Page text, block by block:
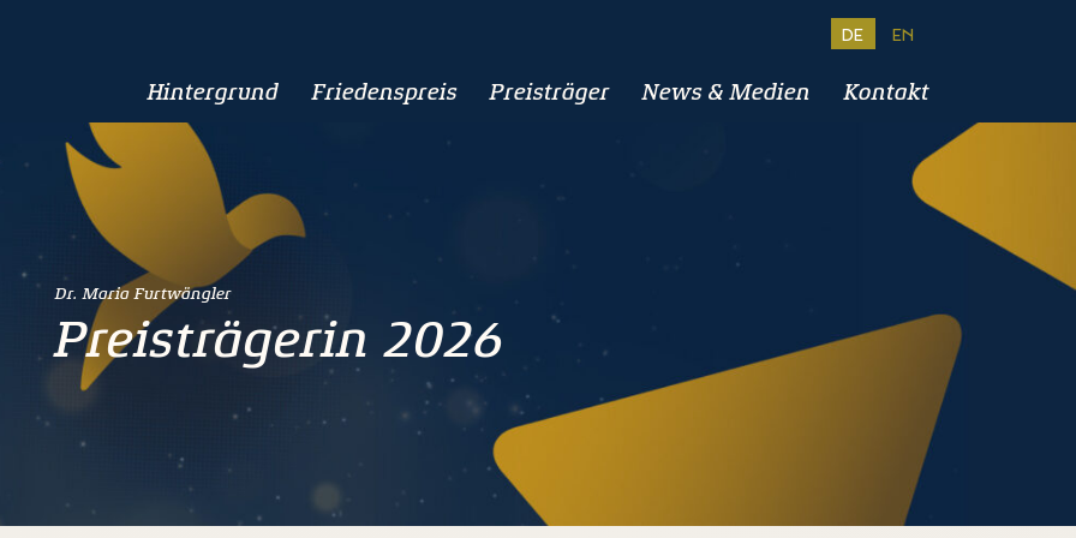
DE EN
Hintergrund Friedenspreis Preisträger News & Medien Kontakt
Dr. Maria Furtwängler
Preisträgerin 2026